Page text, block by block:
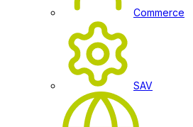
Commerce
SAV